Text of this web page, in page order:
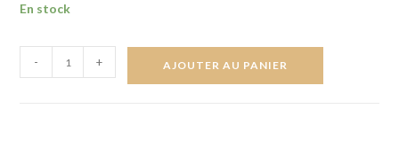
En stock
- + AJOUTER AU PANIER